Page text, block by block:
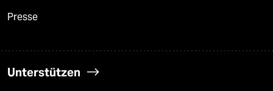
Presse
Unterstützen